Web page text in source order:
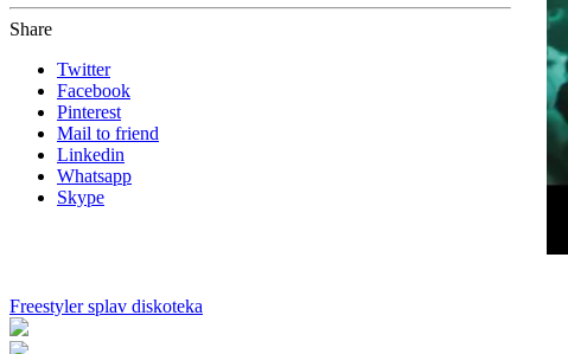
Share
Twitter
Facebook
Pinterest
Mail to friend
Linkedin
Whatsapp
Skype
Freestyler splav diskoteka